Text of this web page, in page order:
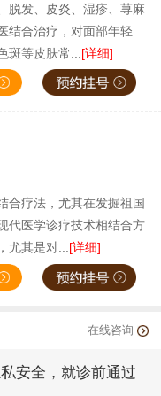
脱发、皮炎、湿疹、荨麻
结合治疗，对面部年轻
斑等皮肤常... [详细]
合疗法，尤其在发掘祖国
代医学诊疗技术相结合方
尤其是对...[详细]
在线咨询
安全，就诊前通过